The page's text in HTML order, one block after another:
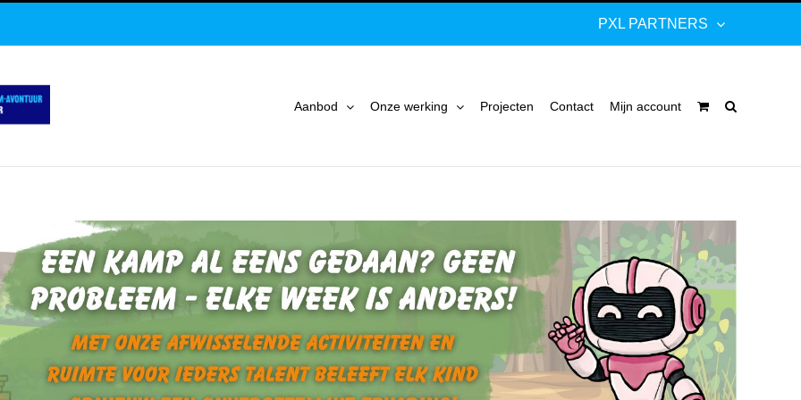
PXL PARTNERS
Aanbod Onze werking Projecten Contact Mijn account